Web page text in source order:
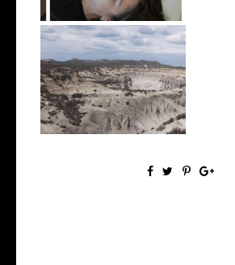
Made in Patagonia